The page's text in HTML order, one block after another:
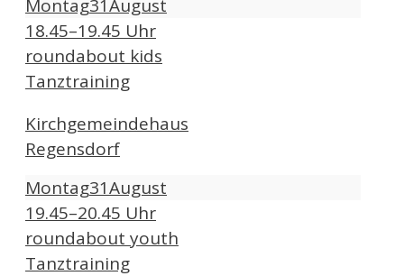
Montag31 August
18.45–19.45 Uhr
roundabout kids
Tanztraining
Kirchgemeindehaus
Regensdorf
Montag31August
19.45–20.45 Uhr
roundabout youth
Tanztraining